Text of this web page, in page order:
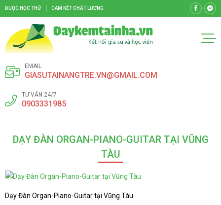
ĐƯỢC HỌC THỬ CAM KẾT CHẤT LƯỢNG
EMAIL
GIASUTAINANGTRE.VN@GMAIL.COM
TƯ VẤN 24/7
0903331985
DẠY ĐÀN ORGAN-PIANO-GUITAR TẠI VŨNG
TÀU
Dạy Đàn Organ-Piano-Guitar tại Vũng Tàu